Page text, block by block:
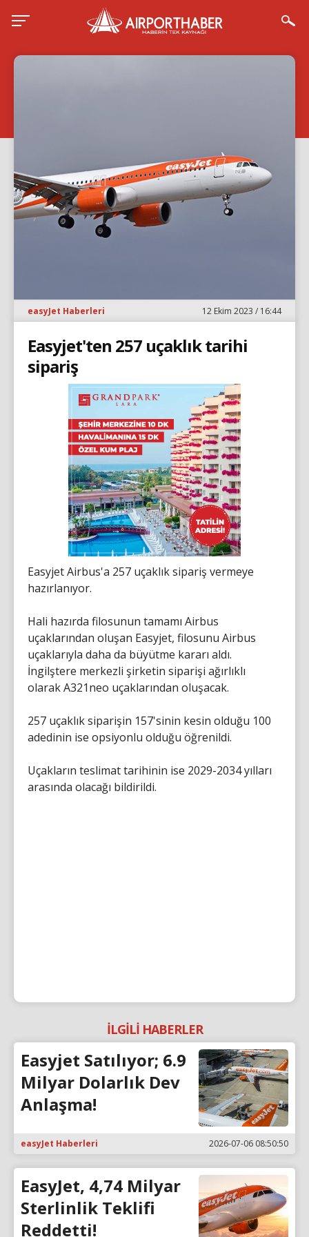
easyJet Haberleri 12 Ekim 2023 / 16:44
Easyjet'ten 257 uçaklık tarihi
sipariş
Easyjet Airbus'a 257 uçaklık sipariş vermeye
hazırlanıyor.
Hali hazırda filosunun tamamı Airbus
uçaklarından oluşan Easyjet, filosunu Airbus
uçaklarıyla daha da büyütme kararı aldı.
İngilştere merkezli şirketin siparişi ağırlıklı
olarak A321neo uçaklarından oluşacak.
257 uçaklık siparişin 157'sinin kesin olduğu 100
adedinin ise opsiyonlu olduğu öğrenildi.
Uçakların teslimat tarihinin ise 2029-2034 yılları
arasında olacağı bildirildi.
İLGİLİ HABERLER
Easyjet Satılıyor; 6.9
Milyar Dolarlık Dev
Anlaşma!
easyJet Haberleri 2026-07-06 08:50:50
EasyJet, 4,74 Milyar
Sterlinlik Teklifi
Reddetti!